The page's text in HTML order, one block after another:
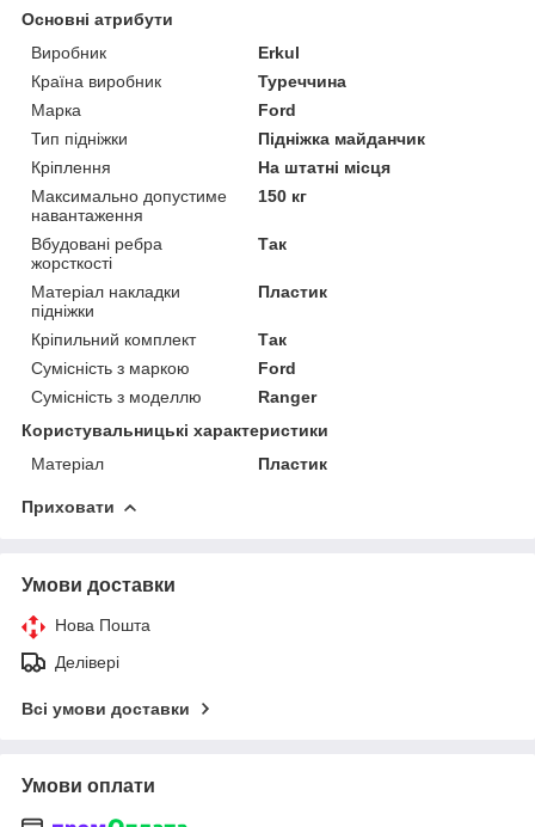
Основні атрибути
Виробник
Erkul
Країна виробник
Туреччина
Марка
Ford
Тип підніжки
Підніжка майданчик
Кріплення
На штатні місця
Максимально допустиме
навантаження
150 кг
Вбудовані ребра
жорсткості
Так
Матеріал накладки
підніжки
Пластик
Кріпильний комплект
Так
Сумісність з маркою
Ford
Сумісність з моделлю
Ranger
Користувальницькі характеристики
Матеріал
Пластик
Приховати
Умови доставки
Нова Пошта
Делівері
Всі умови доставки
Умови оплати